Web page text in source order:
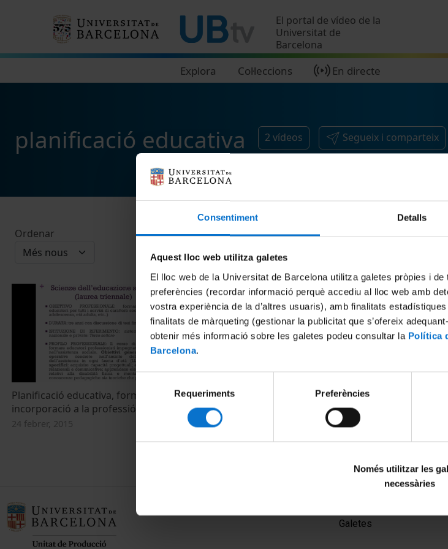
Consentiment Detalls
Aquest lloc web utilitza galetes
El lloc web de la Universitat de Barcelona utilitza galetes pròpies i
preferències (recordar informació perquè accediu al lloc web amb
vostra experiència de la d’altres usuaris), amb finalitats
finalitats de màrqueting (gestionar la publicitat que s’ofereix
obtenir més informació sobre les galetes podeu consultar la Política
Barcelona.
de
consentiment
Requeriments Preferències
Només utilitzar les
necessàries
El portal de vídeo de la
Universitat de
Barcelona
Explora Col·leccions En directe
planificació educativa 2 vídeos Segueix i comparteix
Ordenar
Planificació educativa, formació inicial i
incorporació a la professió docent
24 febrer, 2015
La formazione degli insegnanti del ciclo
scolastico di base e degli educatori
nell'Università italiana
Galetes